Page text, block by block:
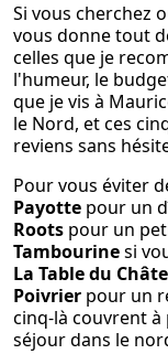
Si vous cherchez
vous donne tout
celles que je
l'humeur, le
que je vis à
le Nord, et ces
reviens sans
Pour vous éviter
Payotte pour un
Roots pour un
Tambourinesi
La Table du
Poivrier pour un
cinq-là couvrent
séjour dans le